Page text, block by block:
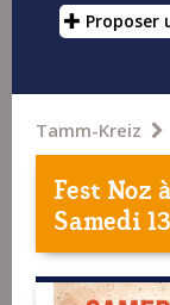
Proposer
Tamm-Kreiz
Fest Noz
Samedi